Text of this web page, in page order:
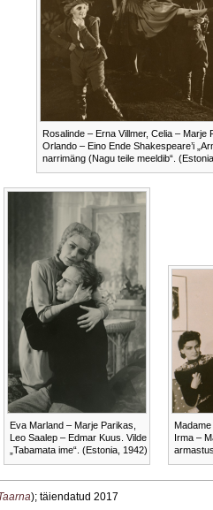
Rosalinde – Erna Villmer, Celia – Marje
Orlando – Eino Ende Shakespeare’i
narrimäng (Nagu teile meeldib“.
Eva Marland – Marje Parikas,
Leo Saalep – Edmar Kuus. Vilde
„Tabamata ime“. (Estonia, 1942)
Madame
Irma –
); täiendatud 2017